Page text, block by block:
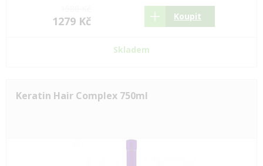
1279 Kč Koupit
Skladem
Keratin Hair Complex 750ml